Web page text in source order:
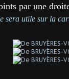
par une
sera utile sur la